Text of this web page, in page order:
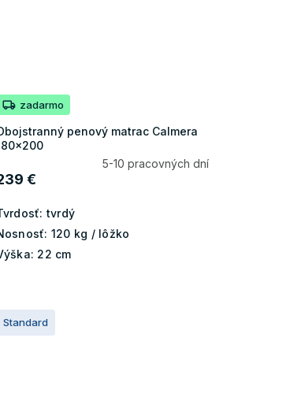
zadarmo
penový matrac Calmera
5-10 pracovných dní
€
tvrdý
120 kg / lôžko
22 cm
Standard